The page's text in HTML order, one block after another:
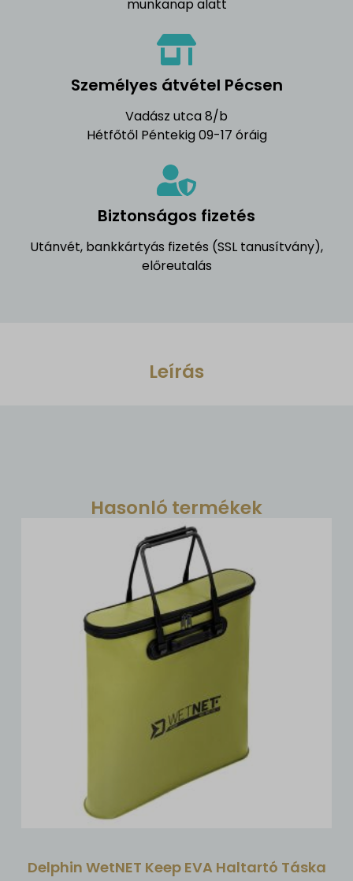
munkanap alatt
Személyes átvétel Pécsen
Vadász utca 8/b
Hétfőtől Péntekig 09-17 óráig
Biztonságos fizetés
Utánvét, bankkártyás fizetés (SSL tanusítvány),
előreutalás
Leírás
Hasonló termékek
Delphin WetNET Keep EVA Haltartó Táska